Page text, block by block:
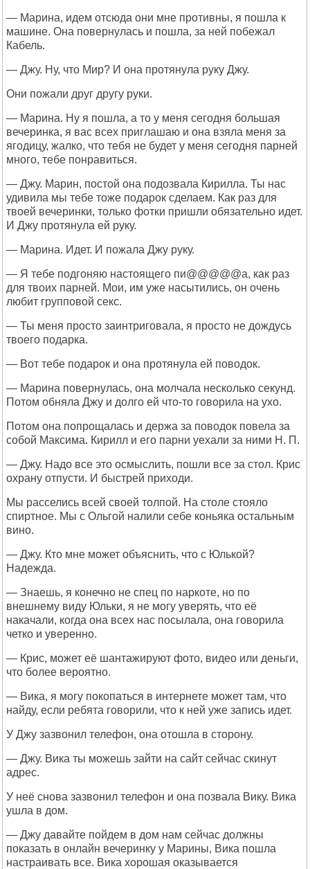
— Марина, идем отсюда они мне противны, я пошла к
машине. Она повернулась и пошла, за ней побежал
Кабель.
— Джу. Ну, что Мир? И она протянула руку Джу.
Они пожали друг другу руки.
— Марина. Ну я пошла, а то у меня сегодня большая
вечеринка, я вас всех приглашаю и она взяла меня за
ягодицу, жалко, что тебя не будет у меня сегодня парней
много, тебе понравиться.
— Джу. Марин, постой она подозвала Кирилла. Ты нас
удивила мы тебе тоже подарок сделаем. Как раз для
твоей вечеринки, только фотки пришли обязательно идет.
И Джу протянула ей руку.
— Марина. Идет. И пожала Джу руку.
— Я тебе подгоняю настоящего пи@@@@@а, как раз
для твоих парней. Мои, им уже насытились, он очень
любит групповой секс.
— Ты меня просто заинтриговала, я просто не дождусь
твоего подарка.
— Вот тебе подарок и она протянула ей поводок.
— Марина повернулась, она молчала несколько секунд.
Потом обняла Джу и долго ей что-то говорила на ухо.
Потом она попрощалась и держа за поводок повела за
собой Максима. Кирилл и его парни уехали за ними Н. П.
— Джу. Надо все это осмыслить, пошли все за стол. Крис
охрану отпусти. И быстрей приходи.
Мы расселись всей своей толпой. На столе стояло
спиртное. Мы с Ольгой налили себе коньяка остальным
вино.
— Джу. Кто мне может объяснить, что с Юлькой?
Надежда.
— Знаешь, я конечно не спец по наркоте, но по
внешнему виду Юльки, я не могу уверять, что её
накачали, когда она всех нас посылала, она говорила
четко и уверенно.
— Крис, может её шантажируют фото, видео или деньги,
что более вероятно.
— Вика, я могу покопаться в интернете может там, что
найду, если ребята говорили, что к ней уже запись идет.
У Джу зазвонил телефон, она отошла в сторону.
— Джу. Вика ты можешь зайти на сайт сейчас скинут
адрес.
У неё снова зазвонил телефон и она позвала Вику. Вика
ушла в дом.
— Джу давайте пойдем в дом нам сейчас должны
показать в онлайн вечеринку у Марины, Вика пошла
настраивать все. Вика хорошая оказывается